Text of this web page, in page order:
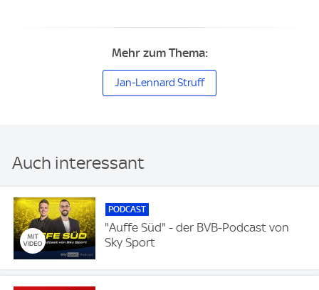
Mehr zum Thema:
Jan-Lennard Struff
Auch interessant
PODCAST
"Auffe Süd" - der BVB-Podcast von
Sky Sport